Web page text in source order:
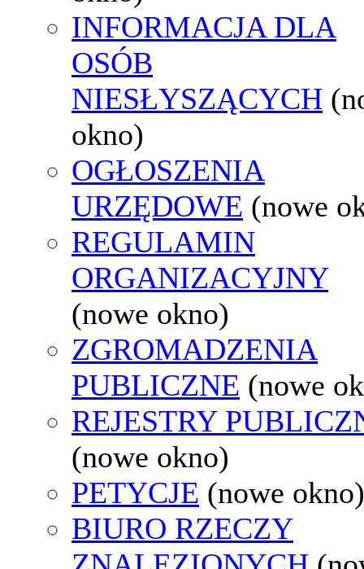
INFORMACJA DLA
OSÓB
NIESŁYSZĄCYCH
okno)
OGŁOSZENIA
URZĘDOWE (nowe
REGULAMIN
ORGANIZACYJNY
(nowe okno)
ZGROMADZENIA
PUBLICZNE (nowe
REJESTRY
(nowe okno)
PETYCJE (nowe okno)
BIURO RZECZY